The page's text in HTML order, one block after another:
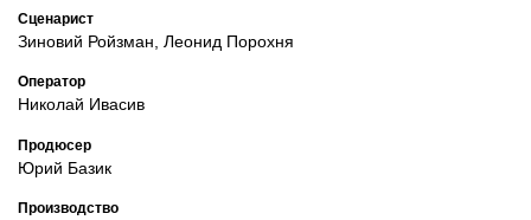
Сценарист
Зиновий Ройзман, Леонид Порохня
Оператор
Николай Ивасив
Продюсер
Юрий Базик
Производство